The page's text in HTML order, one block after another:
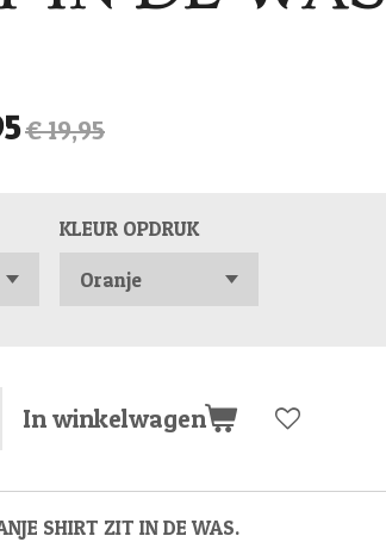
€ 19,95
KLEUR OPDRUK
In winkelwagen
SHIRT ZIT IN DE WAS.